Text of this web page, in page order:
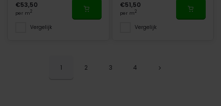
€53,50
per m2
Vergelijk
€51,50
per m2
Vergelijk
1 2 3 4